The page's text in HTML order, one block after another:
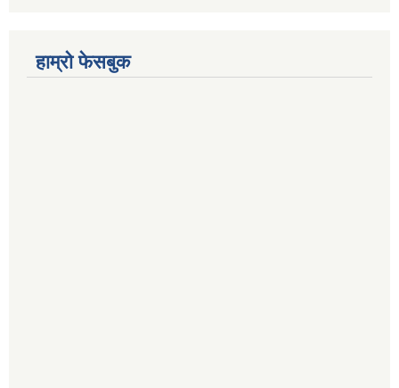
हाम्रो फेसबुक